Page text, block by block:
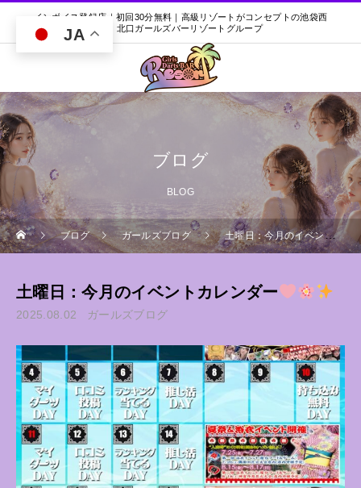
インボイス登録店｜初回30分無料｜高級リゾートがコンセプトの池袋西
口・北口ガールズバーリゾートグループ
ブログ
BLOG
ブログ ガールズブログ 土曜日：今月のイベントカレンダー
土曜日：今月のイベントカレンダー
2025.08.02 ガールズブログ
JA